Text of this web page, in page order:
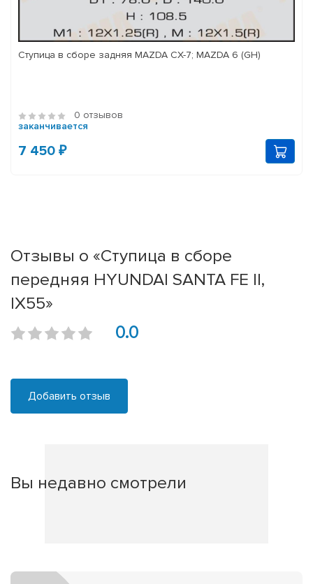
Ступица в сборе задняя MAZDA CX-7; MAZDA 6 (GH)
0 отзывов
заканчивается
7 450 ₽
Отзывы о «Ступица в сборе
передняя HYUNDAI SANTA FE II,
IX55»
0.0
Добавить отзыв
Вы недавно смотрели